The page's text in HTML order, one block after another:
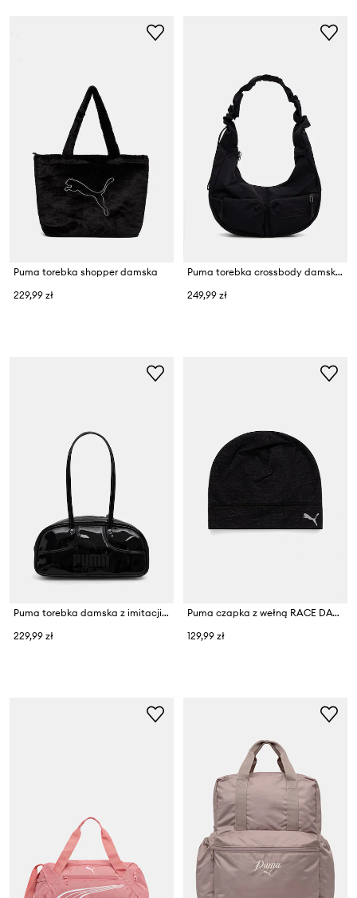
Puma torebka shopper damska
229,99 zł
Puma torebka crossbody damska Medium Hobo
249,99 zł
Puma torebka damska z imitacji skóry 1976 Flute Grip
229,99 zł
Puma czapka z wełną RACE DAY Merino
129,99 zł